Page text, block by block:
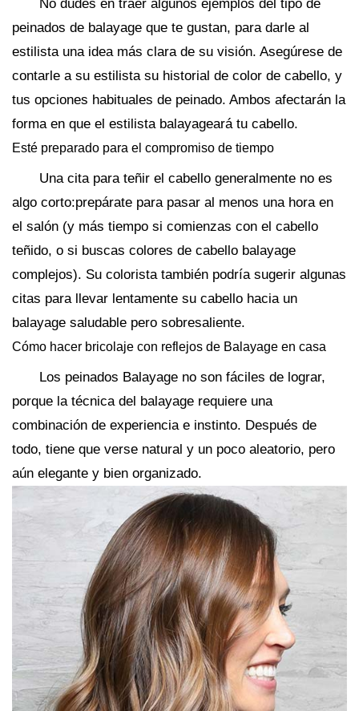
No dudes en traer algunos ejemplos del tipo de
peinados de balayage que te gustan, para darle al
estilista una idea más clara de su visión. Asegúrese de
contarle a su estilista su historial de color de cabello, y
tus opciones habituales de peinado. Ambos afectarán la
forma en que el estilista balayageará tu cabello.
Esté preparado para el compromiso de tiempo
Una cita para teñir el cabello generalmente no es
algo corto:prepárate para pasar al menos una hora en
el salón (y más tiempo si comienzas con el cabello
teñido, o si buscas colores de cabello balayage
complejos). Su colorista también podría sugerir algunas
citas para llevar lentamente su cabello hacia un
balayage saludable pero sobresaliente.
Cómo hacer bricolaje con reflejos de Balayage en casa
Los peinados Balayage no son fáciles de lograr,
porque la técnica del balayage requiere una
combinación de experiencia e instinto. Después de
todo, tiene que verse natural y un poco aleatorio, pero
aún elegante y bien organizado.